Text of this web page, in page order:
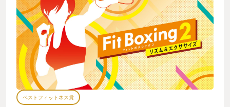
やボディへの攻撃アクションも増え、複雑になってきます。 そ
れを完遂できたときには、MissionClear!!と表示が出て(脳内に)
トロフィー音が鳴り響きます(脳内に)。いい汗かけるというおま
け付きです。 よくできていると思うのが、様々なシチュエーシ
ョンを想定したトレーニングになっていることです。 前ステッ
プで一気に距離を詰め、ラッシュを浴びせてコンボの後隙を消
すように後ろステップで距離を取るとか。 ジャブストレートで
正面からのガードを固めさせて、ボディで崩すとか。 ダッキン
グで下に回避して、下からのボディアッパー→アッパーのコン
ボを叩き込むとか。このときアッパーのコンボはたぶん超必で
すね。ゲージ使ってます。自分自身が光ってます。 このように
ベストフィットネス賞